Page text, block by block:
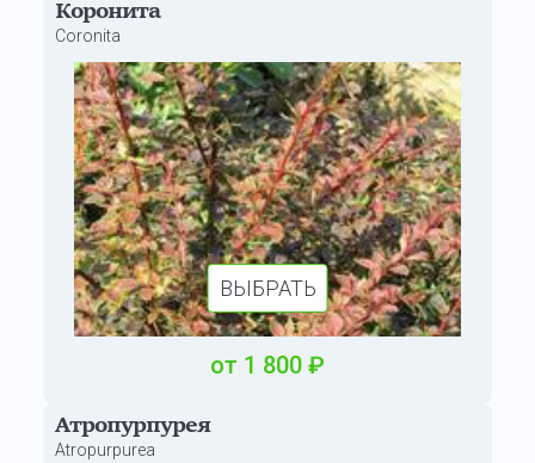
Коронита
Coronita
ВЫБРАТЬ
от 1 800 ₽
Атропурпурея
Atropurpurea